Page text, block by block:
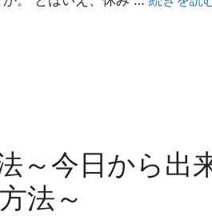
～今日から出
法～